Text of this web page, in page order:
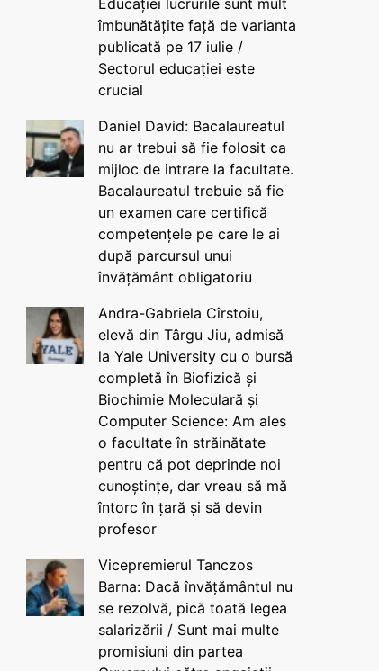
Educației lucrurile sunt mult
îmbunătățite față de varianta
publicată pe 17 iulie /
Sectorul educației este
crucial
Daniel David: Bacalaureatul
nu ar trebui să fie folosit ca
mijloc de intrare la facultate.
Bacalaureatul trebuie să fie
un examen care certifică
competențele pe care le ai
după parcursul unui
învățământ obligatoriu
Andra-Gabriela Cîrstoiu,
elevă din Târgu Jiu, admisă
la Yale University cu o bursă
completă în Biofizică și
Biochimie Moleculară și
Computer Science: Am ales
o facultate în străinătate
pentru că pot deprinde noi
cunoștințe, dar vreau să mă
întorc în țară și să devin
profesor
Vicepremierul Tanczos
Barna: Dacă învățământul nu
se rezolvă, pică toată legea
salarizării / Sunt mai multe
promisiuni din partea